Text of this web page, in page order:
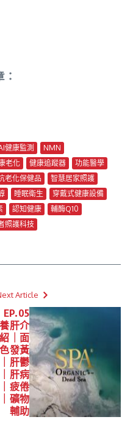
健康監測
NMN
老化 健康追蹤器
功能醫學
老化保健品
智慧居家照護
睡眠衛生
穿戴式健康設備
認知健康
輔酶Q10
照護科技
Article
EP.05
養肝介
紹｜面
色發黃
｜肝鬱
｜肝病
｜疲倦
｜礦物
輔助